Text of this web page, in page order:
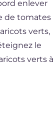
enlever
de tomates
verts,
le
verts à